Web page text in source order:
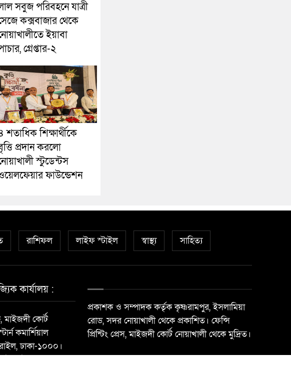
সবুজ পরিবহনে যাত্রী
কক্সবাজার থেকে
ইয়াবা
গ্রেপ্তার-২
শতাধিক শিক্ষার্থীকে
প্রদান করলো
স্টুডেন্টস
ফাউন্ডেশন
রাশিফল লাইফ স্টাইল স্বাস্থ্য সাহিত্য
কার্যালয় :
মাইজদী কোর্ট
কমার্শিয়াল
ঢাকা-১০০০।
প্রকাশক ও সম্পাদক কর্তৃক কৃষ্ণরামপুর, ইসলামিয়া
রোড, সদর নোয়াখালী থেকে প্রকাশিত। ফেন্সি
প্রিন্টিং প্রেস, মাইজদী কোর্ট নোয়াখালী থেকে মুদ্রিত।